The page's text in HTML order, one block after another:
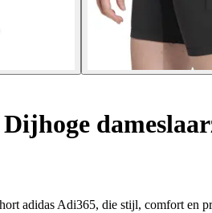
Dijhoge
adidas Adi365, die stijl, comfort en